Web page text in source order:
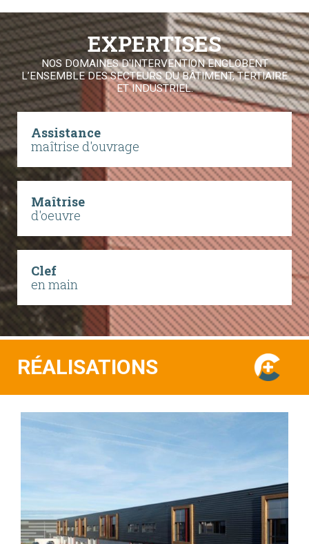
EXPERTISES
NOS DOMAINES D'INTERVENTION ENGLOBENT
L’ENSEMBLE DES SECTEURS DU BÂTIMENT, TERTIAIRE
ET INDUSTRIEL.
Assistance
maîtrise d'ouvrage
Maîtrise
d'oeuvre
Clef
en main
RÉALISATIONS